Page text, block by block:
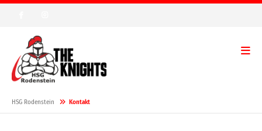
HSG Rodenstein Kontakt